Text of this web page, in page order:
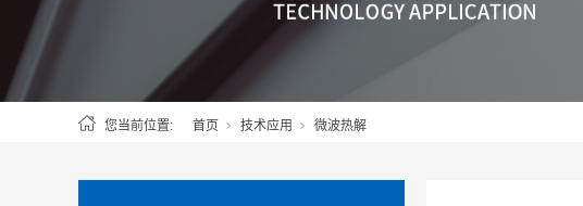
您当前位置: 首页 技术应用 微波热解